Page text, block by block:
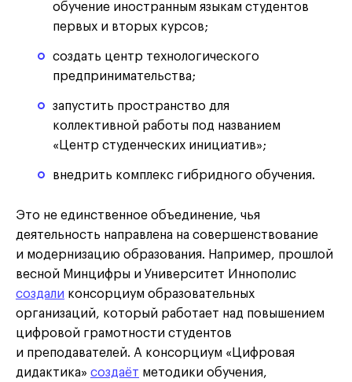
обучение иностранным языкам студентов
первых и вторых курсов;
создать центр технологического
предпринимательства;
запустить пространство для
коллективной работы под названием
«Центр студенческих инициатив»;
внедрить комплекс гибридного обучения.
Это не единственное объединение, чья
деятельность направлена на совершенствование
и модернизацию образования. Например, прошлой
весной Минцифры и Университет Иннополис
создали консорциум образовательных
организаций, который работает над повышением
цифровой грамотности студентов
и преподавателей. А консорциум «Цифровая
дидактика» создаёт методики обучения,